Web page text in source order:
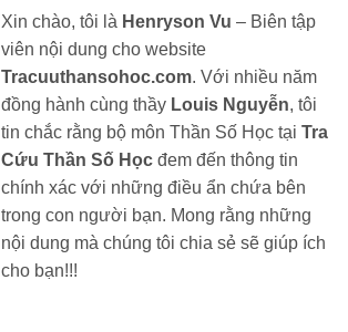
Xin chào, tôi là Henryson Vu – Biên tập
viên nội dung cho website
Tracuuthansohoc.com. Với nhiều năm
đồng hành cùng thầy Louis Nguyễn, tôi
tin chắc rằng bộ môn Thần Số Học tại Tra
Cứu Thần Số Học đem đến thông tin
chính xác với những điều ẩn chứa bên
trong con người bạn. Mong rằng những
nội dung mà chúng tôi chia sẻ sẽ giúp ích
cho bạn!!!